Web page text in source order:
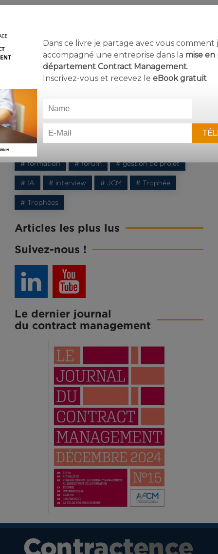
Rôle du contract manager
Rôles et responsabilités
Nuage de mots-clés
# AFCM # conférence
# Contract Management # contract manager
# contrat # E2CM # Evènement
# formation # forum # gestion de projet
# IA # interview # JCM # Trophée
# Trophées
Articles les plus lus
Suivez-nous !
Le dernier journal
du contract management
Dans ce livre je partage avec vous comment
accompagné une entreprise dans la mise en
département Contract Management.
Inscrivez-vous et recevez le eBookgratuit